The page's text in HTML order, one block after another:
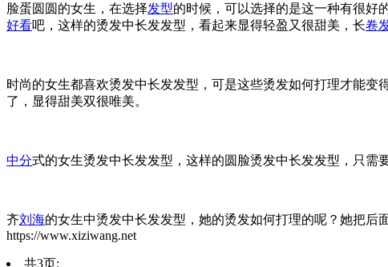
脸蛋圆圆的女生，在选择发型的时候，可以选择的是这一种有很好
好看吧，这样的烫发中长发发型，看起来显得轻盈又很甜美，长卷
时尚的女生都喜欢烫发中长发发型，可是这些烫发如何打理才能
了，显得甜美双很唯美。
中分式的女生烫发中长发发型，这样的圆脸烫发中长发发型，只需
齐刘海的女生中烫发中长发发型，她的烫发如何打理的呢？她把后
https://www.xiziwang.net
共3页: